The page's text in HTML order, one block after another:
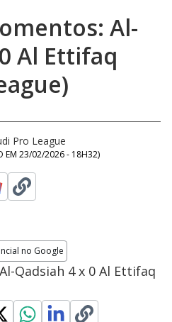
Al-
Al Ettifaq
Pro League
EM 23/02/2026 - 18H32)
no Google
Qadsiah 4 x 0 Al Ettifaq